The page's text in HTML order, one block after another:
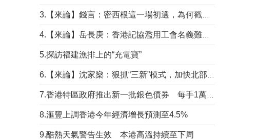
5.探訪福建漁排上的“充電寶”
8.滙豐上調香港今年經濟增長預測至4.5%
9.酷熱天氣警告生效 本港高溫持續至下周